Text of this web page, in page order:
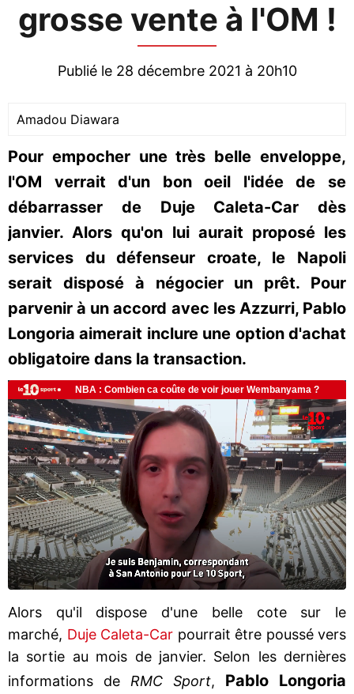
grosse vente à l'OM !
Publié le 28 décembre 2021 à 20h10
Amadou Diawara
Pour empocher une très belle enveloppe,
l'OM verrait d'un bon oeil l'idée de se
débarrasser de Duje Caleta-Car dès
janvier. Alors qu'on lui aurait proposé les
services du défenseur croate, le Napoli
serait disposé à négocier un prêt. Pour
parvenir à un accord avec les Azzurri, Pablo
Longoria aimerait inclure une option d'achat
obligatoire dans la transaction.
Alors qu'il dispose d'une belle cote sur le
marché, Duje Caleta-Car pourrait être poussé vers
la sortie au mois de janvier. Selon les dernières
informations de RMC Sport, Pablo Longoria